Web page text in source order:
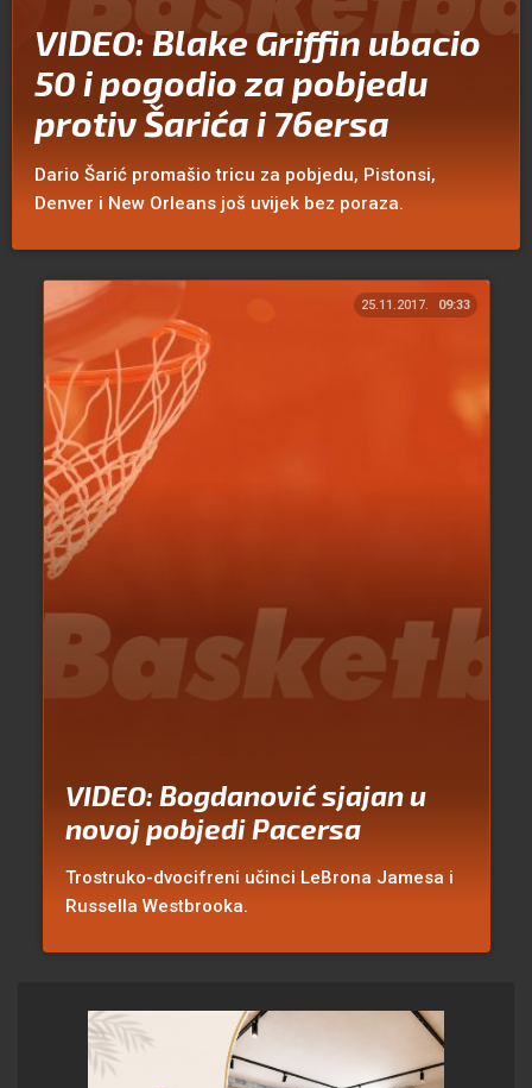
VIDEO: Blake Griffin ubacio
50 i pogodio za pobjedu
protiv Šarića i 76ersa
Dario Šarić promašio tricu za pobjedu, Pistonsi,
Denver i New Orleans još uvijek bez poraza.
25.11.2017. 09:33
VIDEO: Bogdanović sjajan u
novoj pobjedi Pacersa
Trostruko-dvocifreni učinci LeBrona Jamesa i
Russella Westbrooka.